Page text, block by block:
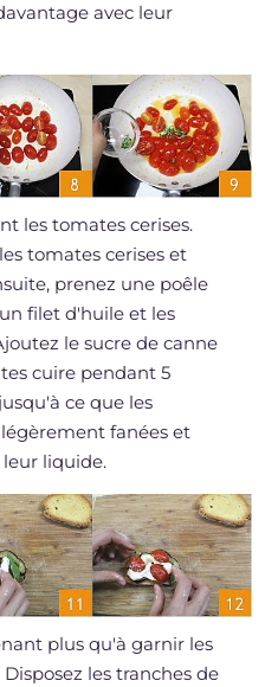
avec leur
les tomates cerises.
tomates cerises et
prenez une poêle
filet d'huile et les
le sucre de canne
cuire pendant 5
ce que les
fanées et
liquide.
plus qu'à garnir les
les tranches de